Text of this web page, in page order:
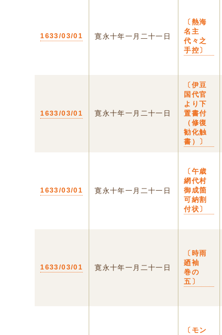
1633/03/01 寛永十年一月二十一日
〔熱海
名主
代々之
手控〕
1633/03/01 寛永十年一月二十一日
〔伊豆
国代官
より下
置書付
（修復
勧化触
書）〕
1633/03/01 寛永十年一月二十一日
〔午歳
網代村
御成箇
可納割
付状〕
1633/03/01 寛永十年一月二十一日
〔時雨
廼袖
巻の
五〕
〔モン